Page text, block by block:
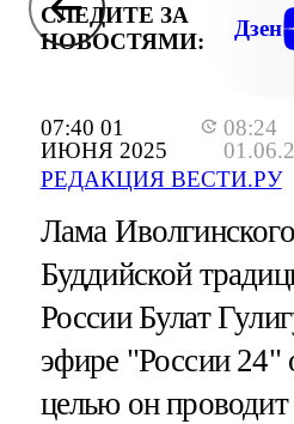
07:40 01
ИЮНЯ 2025
08:24
РЕДАКЦИЯ ВЕСТИ.РУ
СЛЕДИТЕ ЗА
НОВОСТЯМИ:
Дзен
Лама
Буддийской
России Булат
эфире "России 24"
целью он